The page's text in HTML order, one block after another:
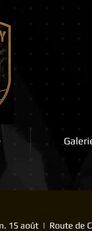
15 août
  |
Route de